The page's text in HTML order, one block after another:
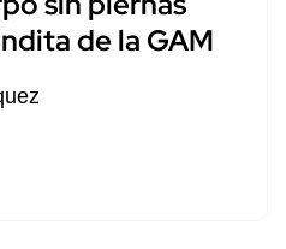
de la GAM